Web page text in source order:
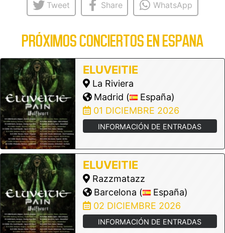
Tweet Share WhatsApp
PRÓXIMOS CONCIERTOS EN ESPANA
ELUVEITIE
La Riviera
Madrid (
España)
01 DICIEMBRE 2026
INFORMACIÓN DE ENTRADAS
ELUVEITIE
Razzmatazz
Barcelona (
España)
02 DICIEMBRE 2026
INFORMACIÓN DE ENTRADAS